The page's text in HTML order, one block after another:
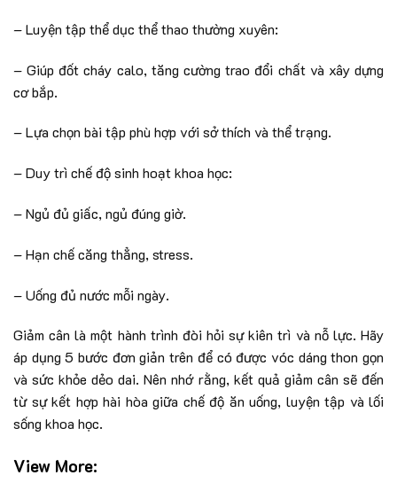
– Luyện tập thể dục thể thao thường xuyên:
– Giúp đốt cháy calo, tăng cường trao đổi chất và xây dựng
cơ bắp.
– Lựa chọn bài tập phù hợp với sở thích và thể trạng.
– Duy trì chế độ sinh hoạt khoa học:
– Ngủ đủ giấc, ngủ đúng giờ.
– Hạn chế căng thẳng, stress.
– Uống đủ nước mỗi ngày.
Giảm cân là một hành trình đòi hỏi sự kiên trì và nỗ lực. Hãy
áp dụng 5 bước đơn giản trên để có được vóc dáng thon gọn
và sức khỏe dẻo dai. Nên nhớ rằng, kết quả giảm cân sẽ đến
từ sự kết hợp hài hòa giữa chế độ ăn uống, luyện tập và lối
sống khoa học.
View More: